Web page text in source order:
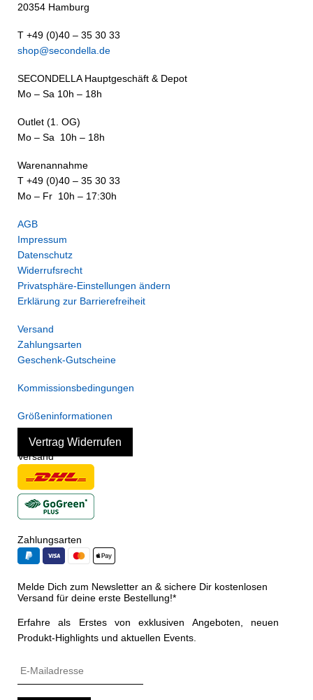
20354 Hamburg
T +49 (0)40 – 35 30 33
shop@secondella.de
SECONDELLA Hauptgeschäft & Depot
Mo – Sa 10h – 18h
Outlet (1. OG)
Mo – Sa 10h – 18h
Warenannahme
T +49 (0)40 – 35 30 33
Mo – Fr 10h – 17:30h
AGB
Impressum
Datenschutz
Widerrufsrecht
Privatsphäre-Einstellungen ändern
Erklärung zur Barrierefreiheit
Versand
Zahlungsarten
Geschenk-Gutscheine
Kommissionsbedingungen
Größeninformationen
Vertrag Widerrufen
Versand
Zahlungsarten
Melde Dich zum Newsletter an & sichere Dir kostenlosen
Versand für deine erste Bestellung!*
Erfahre als Erstes von exklusiven Angeboten, neuen
Produkt-Highlights und aktuellen Events.